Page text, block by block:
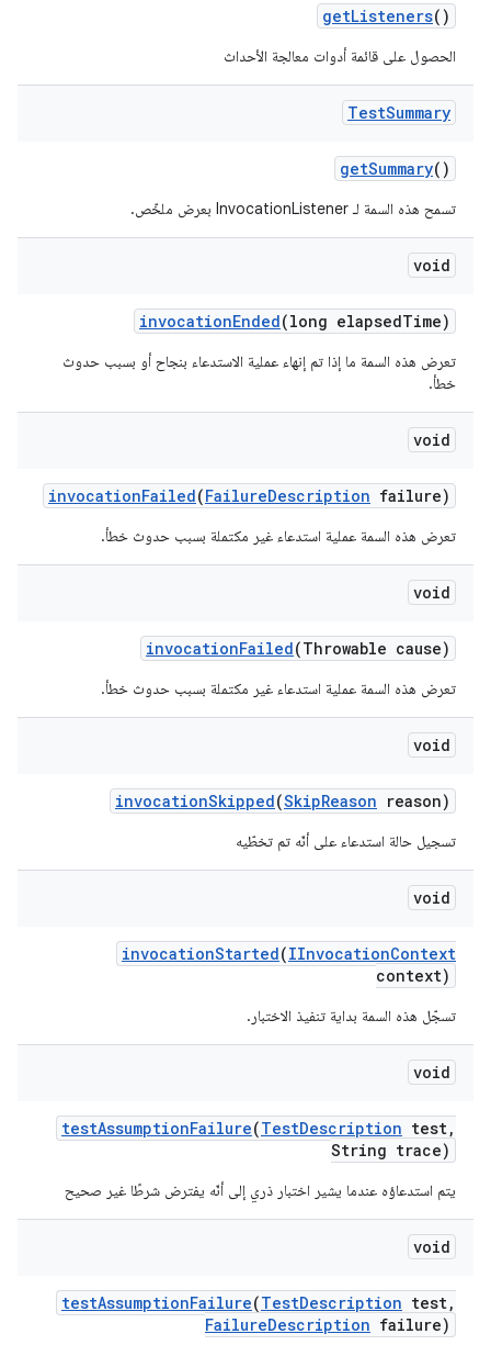
getListeners()
الحصول على قائمة أدوات معالجة الأحداث
TestSummary
getSummary()
تسمح هذه السمة لـ InvocationListener بعرض ملخّص.
void
invocationEnded(long elapsedTime)
تعرض هذه السمة ما إذا تم إنهاء عملية الاستدعاء بنجاح أو بسبب حدوث
خطأ.
void
invocationFailed(FailureDescription failure)
تعرض هذه السمة عملية استدعاء غير مكتملة بسبب حدوث خطأ.
void
invocationFailed(Throwable cause)
تعرض هذه السمة عملية استدعاء غير مكتملة بسبب حدوث خطأ.
void
invocationSkipped(SkipReason reason)
تسجيل حالة استدعاء على أنّه تم تخطّيه
void
invocationStarted(IInvocationContext
context)
تسجّل هذه السمة بداية تنفيذ الاختبار.
void
testAssumptionFailure(TestDescription test,
String trace)
يتم استدعاؤه عندما يشير اختبار ذري إلى أنّه يفترض شرطًا غير صحيح
void
testAssumptionFailure(TestDescription test,
FailureDescription failure)